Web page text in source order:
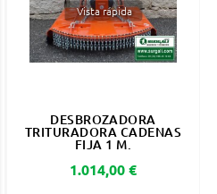
Vista rápida
DESBROZADORA
TRITURADORA CADENAS
FIJA 1 M.
Precio
1.014,00 €